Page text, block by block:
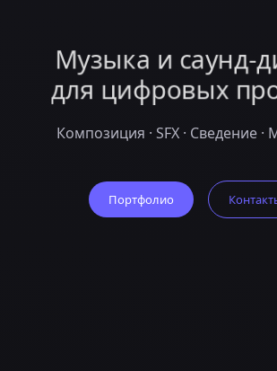
Музыка и саунд-
для цифровых
Композиция · SFX · Сведение ·
Портфолио